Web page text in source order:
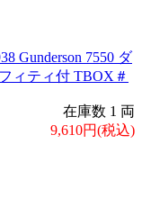
Gunderson 7550 ダ
ィティ付 TBOX＃
在庫数 1 両
9,610円(税込)